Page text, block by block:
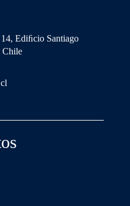
Ediﬁcio Santiago
Chile